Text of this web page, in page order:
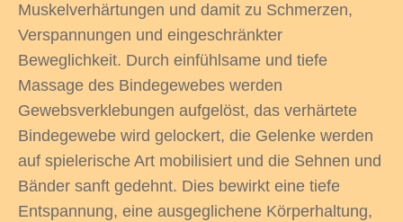
Muskelverhärtungen und damit zu Schmerzen,
Verspannungen und eingeschränkter
Beweglichkeit. Durch einfühlsame und tiefe
Massage des Bindegewebes werden
Gewebsverklebungen aufgelöst, das verhärtete
Bindegewebe wird gelockert, die Gelenke werden
auf spielerische Art mobilisiert und die Sehnen und
Bänder sanft gedehnt. Dies bewirkt eine tiefe
Entspannung, eine ausgeglichene Körperhaltung,